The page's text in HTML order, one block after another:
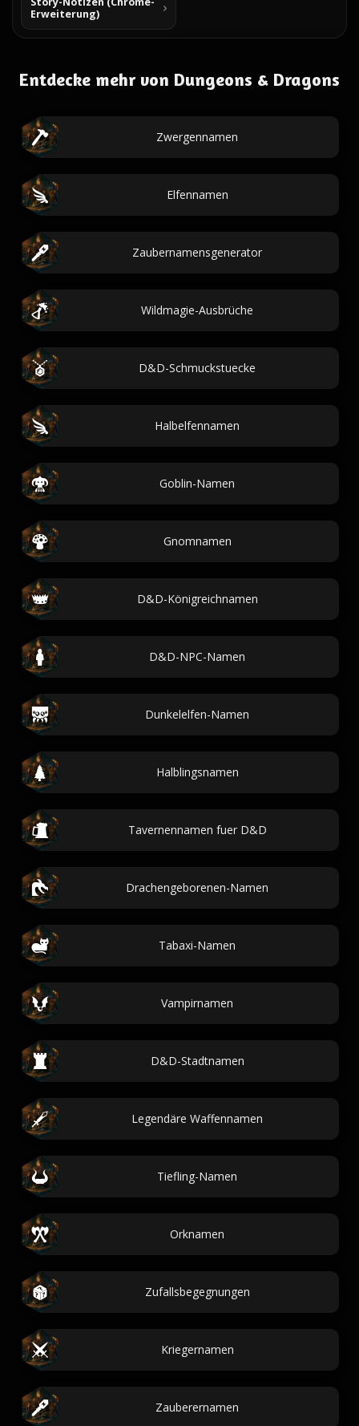
Erweiterung)
Entdecke mehr von Dungeons & Dragons
Zwergennamen
Elfennamen
Zaubernamensgenerator
Wildmagie-Ausbrüche
D&D-Schmuckstuecke
Halbelfennamen
Goblin-Namen
Gnomnamen
D&D-Königreichnamen
D&D-NPC-Namen
Dunkelelfen-Namen
Halblingsnamen
Tavernennamen fuer D&D
Drachengeborenen-Namen
Tabaxi-Namen
Vampirnamen
D&D-Stadtnamen
Legendäre Waffennamen
Tiefling-Namen
Orknamen
Zufallsbegegnungen
Kriegernamen
Zauberernamen